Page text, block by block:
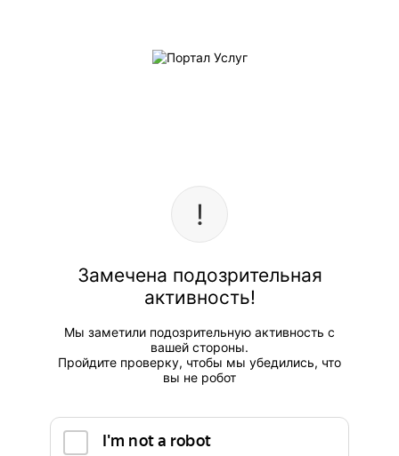
Замечена подозрительная
активность!
Мы заметили подозрительную активность с
вашей стороны.
Пройдите проверку, чтобы мы убедились, что
вы не робот